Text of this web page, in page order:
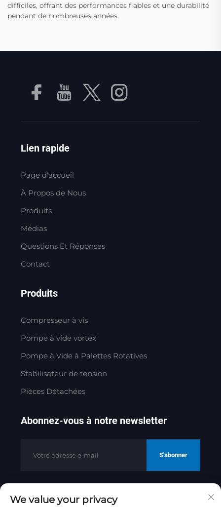
difficiles, offrant des performances fiables et une durabilité
pendant de nombreuses années.
Lien rapide
Page d'accueil
À Propos de Nous
Produits
Médias
Questions Et Réponses
Contact
Produits
Compresseur à vis
Pompe à vide vortex
Pompe à Vide à Palettes Rotatives
Stabilisateur de tension
Pièces Détachées
Abonnez-vous à notre newsletter
S'abonner
Copyright © 2025 par Jinan Golden
We value your privacy